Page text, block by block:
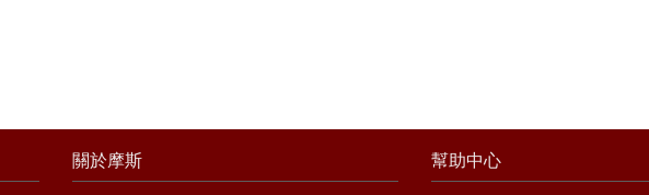
關於摩斯 幫助中心